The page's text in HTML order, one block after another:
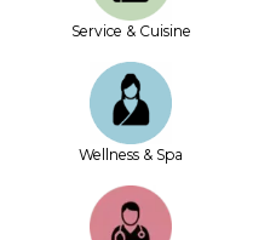
Service & Cuisine
Wellness & Spa